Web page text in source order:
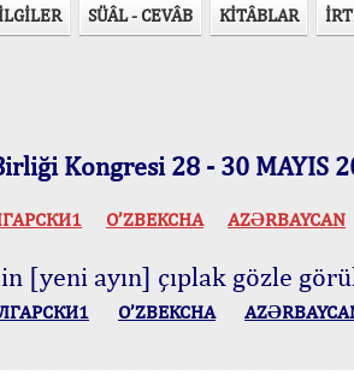
SÜÂL - CEVÂB KİTÂBLAR
Kongresi 28 - 30 MAYIS
O’ZBEKCHA AZӘRBAYCAN
[yeni ayın] çıplak gözle
O’ZBEKCHA